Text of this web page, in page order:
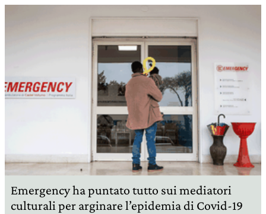
Emergency ha puntato tutto sui mediatori
culturali per arginare l’epidemia di Covid-19